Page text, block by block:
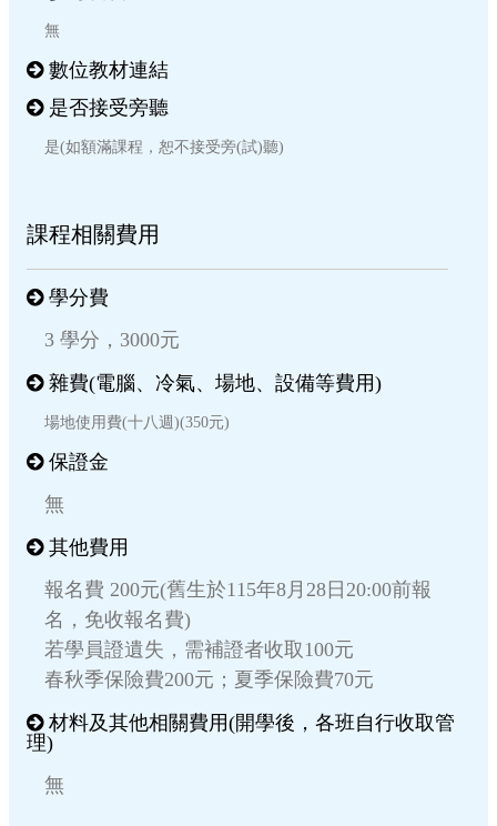
無
數位教材連結
是否接受旁聽
是(如額滿課程，恕不接受旁(試)聽)
課程相關費用
學分費
3 學分，3000元
雜費(電腦、冷氣、場地、設備等費用)
場地使用費(十八週)(350元)
保證金
無
其他費用
報名費 200元(舊生於115年8月28日20:00前報
名，免收報名費)
若學員證遺失，需補證者收取100元
春秋季保險費200元；夏季保險費70元
材料及其他相關費用(開學後，各班自行收取管
理)
無